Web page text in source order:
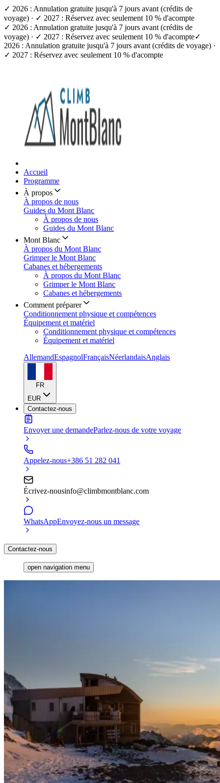
✓ 2026 : Annulation gratuite jusqu'à 7 jours avant (crédits de
voyage) · ✓ 2027 : Réservez avec seulement 10 % d'acompte
✓ 2026 : Annulation gratuite jusqu'à 7 jours avant (crédits de
voyage) · ✓ 2027 : Réservez avec seulement 10 % d'acompte✓
2026 : Annulation gratuite jusqu'à 7 jours avant (crédits de voyage) ·
✓ 2027 : Réservez avec seulement 10 % d'acompte
Accueil
Programme
À propos
À propos de nous
Guides du Mont Blanc
À propos de nous
Guides du Mont Blanc
Mont Blanc
À propos du Mont Blanc
Grimper le Mont Blanc
Cabanes et hébergements
À propos du Mont Blanc
Grimper le Mont Blanc
Cabanes et hébergements
Comment préparer
Conditionnement physique et compétences
Équipement et matériel
Conditionnement physique et compétences
Équipement et matériel
AllemandEspagnolFrançaisNéerlandaisAnglais
FR
EUR
Contactez-nous
Envoyer une demandeParlez-nous de votre voyage
Appelez-nous+386 51 282 041
Écrivez-nousinfo@climbmontblanc.com
WhatsAppEnvoyez-nous un message
Contactez-nous
open navigation menu